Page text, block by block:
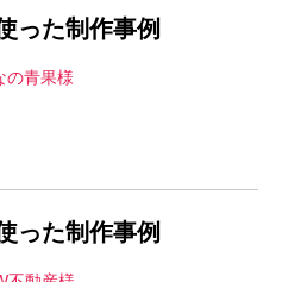
ラック株式会社様
2023.12.21
った制作事例
の青果様
った制作事例